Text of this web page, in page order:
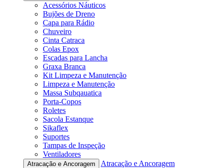
Acessórios Náuticos
Bujões de Dreno
Capa para Rádio
Chuveiro
Cinta Catraca
Colas Epox
Escadas para Lancha
Graxa Branca
Kit Limpeza e Manutenção
Limpeza e Manutenção
Massa Subqauatica
Porta-Copos
Roletes
Sacola Estanque
Sikaflex
Suportes
Tampas de Inspeção
Ventiladores
Atracação e Ancoragem
Atracação e Ancoragem